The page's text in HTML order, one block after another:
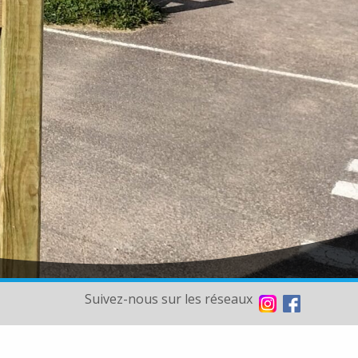
Suivez-nous sur les réseaux